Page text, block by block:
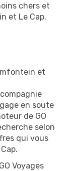
chers et
et Le Cap.
et
en soute
de GO
selon
qui vous
Voyages